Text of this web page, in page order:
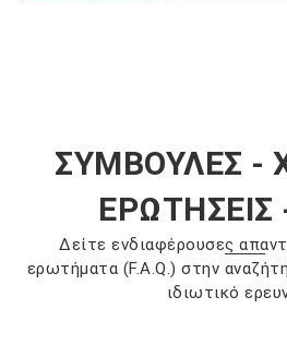
ΣΥΜΒΟΥΛΕΣ -
ΕΡΩΤΗΣΕΙΣ
Δείτε ενδιαφέρουσες
ερωτήματα (F.A.Q.) στην
ιδιωτικό